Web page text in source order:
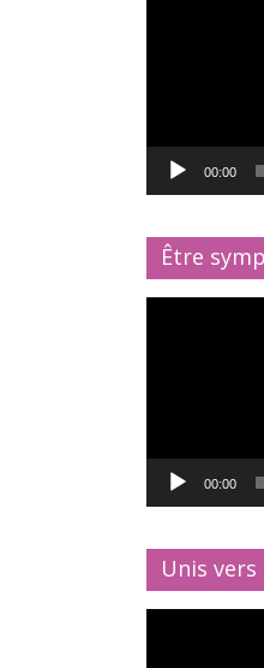
00:00
Être
00:00
Unis vers